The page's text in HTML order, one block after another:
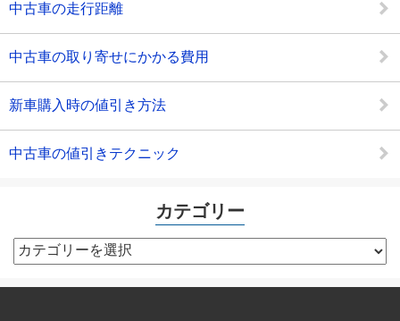
中古車の走行距離
中古車の取り寄せにかかる費用
新車購入時の値引き方法
中古車の値引きテクニック
カテゴリー
カ
テ
ゴ